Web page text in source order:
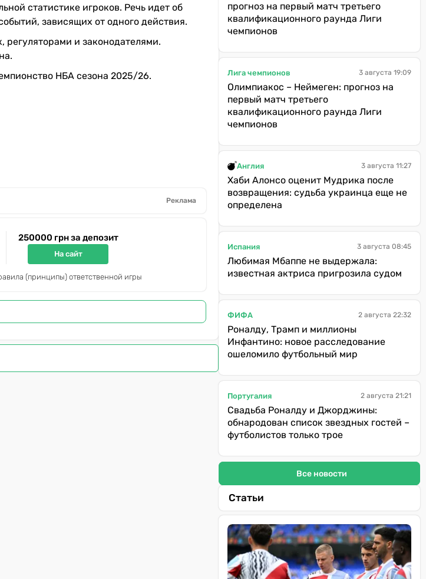
статистике игроков. Речь идет об
зависящих от одного действия.
регуляторами и законодателями.
НБА сезона 2025/26.
Реклама
250000 грн за депозит
На сайт
(принципы) ответственной игры
прогноз на первый матч третьего
квалификационного раунда Лиги
чемпионов
Лига чемпионов 3 августа 19:09
Олимпиакос – Неймеген: прогноз на
первый матч третьего
квалификационного раунда Лиги
чемпионов
Англия 3 августа 11:27
Хаби Алонсо оценит Мудрика после
возвращения: судьба украинца еще не
определена
Испания 3 августа 08:45
Любимая Мбаппе не выдержала:
известная актриса пригрозила судом
ФИФА 2 августа 22:32
Роналду, Трамп и миллионы
Инфантино: новое расследование
ошеломило футбольный мир
Португалия 2 августа 21:21
Свадьба Роналду и Джорджины:
обнародован список звездных гостей –
футболистов только трое
Все новости
Статьи